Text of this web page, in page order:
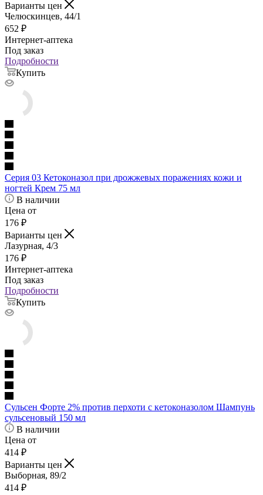
Варианты цен
Челюскинцев, 44/1
652 ₽
Интернет-аптека
Под заказ
Подробности
Купить
Серия 03 Кетоконазол при дрожжевых поражениях кожи и
ногтей Крем 75 мл
В наличии
Цена от
176 ₽
Варианты цен
Лазурная, 4/3
176 ₽
Интернет-аптека
Под заказ
Подробности
Купить
Сульсен Форте 2% против перхоти с кетоконазолом Шампунь
сульсеновый 150 мл
В наличии
Цена от
414 ₽
Варианты цен
Выборная, 89/2
414 ₽